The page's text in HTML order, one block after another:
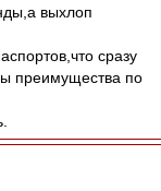
выхлоп
сразу
преимущества по